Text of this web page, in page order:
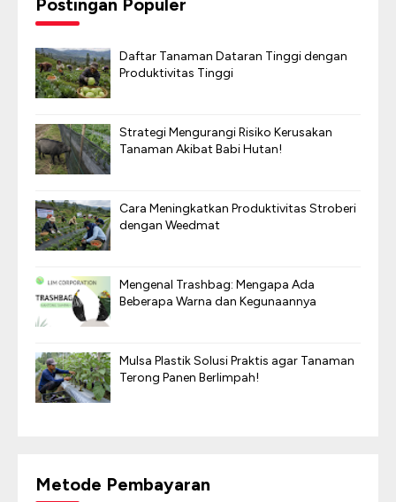
Postingan Populer
Daftar Tanaman Dataran Tinggi dengan
Produktivitas Tinggi
Strategi Mengurangi Risiko Kerusakan
Tanaman Akibat Babi Hutan!
Cara Meningkatkan Produktivitas Stroberi
dengan Weedmat
Mengenal Trashbag: Mengapa Ada
Beberapa Warna dan Kegunaannya
Mulsa Plastik Solusi Praktis agar Tanaman
Terong Panen Berlimpah!
Metode Pembayaran